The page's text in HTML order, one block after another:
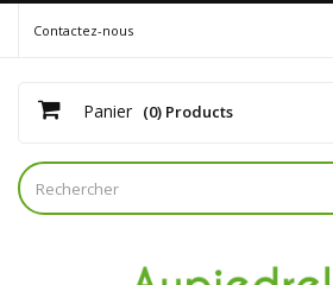
Contactez-nous
Panier (0) Products